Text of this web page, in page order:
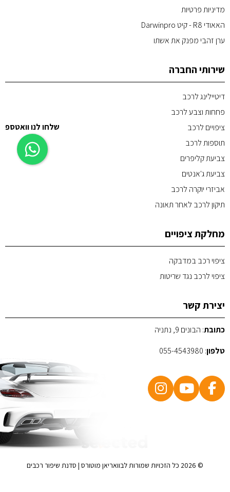
שלחו לנו וואטספ
מדיניות פרטיות
האאודי R8 - קיט Darwinpro
ערן זהבי מפנק את אשתו
שירותי החברה
דיטיילינג לרכב
פחחות וצבע לרכב
ציפויים לרכב
תוספות לרכב
צביעת קליפרים
צביעת ג'אנטים
אביזרי יוקרה לרכב
תיקון לרכב לאחר תאונה
מחלקת ציפויים
ציפוי רכב במדבקה
ציפוי לרכב נגד שריטות
יצירת קשר
כתובת: הבונים 9, נתניה
טלפון:
055-4543980
© 2026 כל הזכויות שמורות לבוואריאן מוטורס | סדנת שיפור רכבים